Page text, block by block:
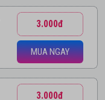
3.000đ
MUA NGAY
3.000đ